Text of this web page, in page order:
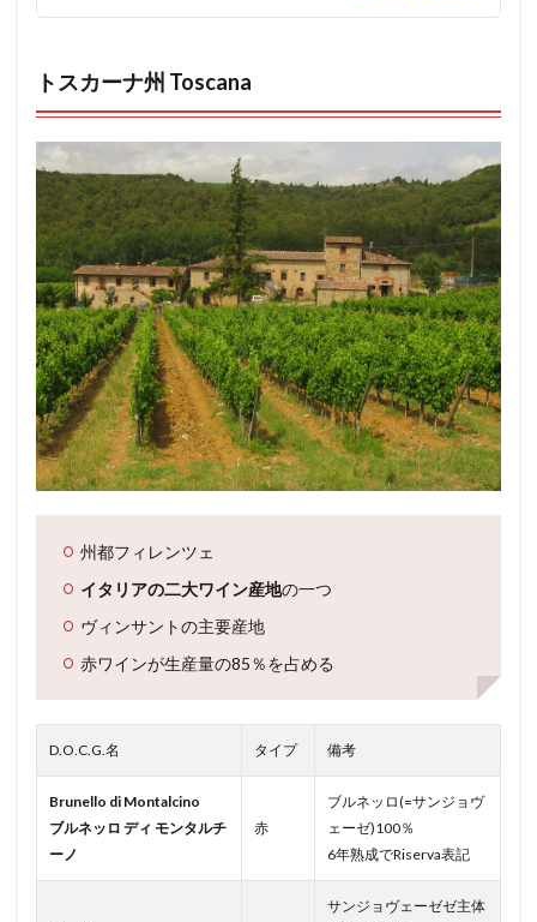
トスカーナ州 Toscana
州都フィレンツェ
イタリアの二大ワイン産地の一つ
ヴィンサントの主要産地
赤ワインが生産量の85％を占める
D.O.C.G.名 タイプ 備考
Brunello di Montalcino
ブルネッロ ディ モンタルチ
ーノ
赤
ブルネッロ(=サンジョヴ
ェーゼ)100％
6年熟成でRiserva表記
サンジョヴェーゼゼ主体